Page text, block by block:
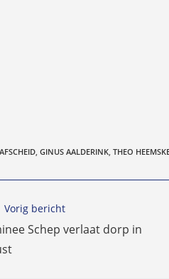
AFSCHEID, GINUS AALDERINK, THEO
Vorig bericht
Schep verlaat dorp in